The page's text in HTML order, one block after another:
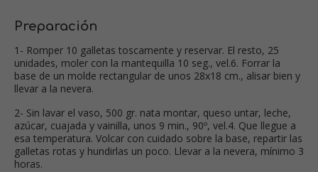
Preparación
1- Romper 10 galletas toscamente y reservar. El resto, 25
unidades, moler con la mantequilla 10 seg., vel.6. Forrar la
base de un molde rectangular de unos 28x18 cm., alisar bien y
llevar a la nevera.
2- Sin lavar el vaso, 500 gr. nata montar, queso untar, leche,
azúcar, cuajada y vainilla, unos 9 min., 90º, vel.4. Que llegue a
esa temperatura. Volcar con cuidado sobre la base, repartir las
galletas rotas y hundirlas un poco. Llevar a la nevera, mínimo 3
horas.